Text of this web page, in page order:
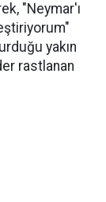
"Neymar'ı
yakın
rastlanan